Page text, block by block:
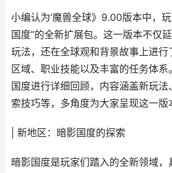
小编认为‘魔兽全球》9.00版本中，
国度”的全新扩展包。这一版本不仅
玩法，还在全球观和背景故事上进
区域、职业技能以及丰富的任务体
国度进行详细回顾，内容涵盖新玩
索技巧等，多角度为大家呈现这一版
| 新地区：暗影国度的探索
暗影国度是玩家们踏入的全新领域